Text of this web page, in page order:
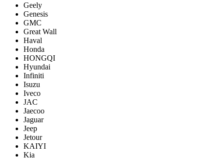
Geely
Genesis
GMC
Great Wall
Haval
Honda
HONGQI
Hyundai
Infiniti
Isuzu
Iveco
JAC
Jaecoo
Jaguar
Jeep
Jetour
KAIYI
Kia